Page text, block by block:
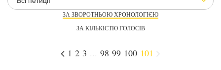
ЗА ЗВОРОТНЬОЮ ХРОНОЛОГІЄЮ
ЗА КІЛЬКІСТЮ ГОЛОСІВ
1 2 3 98 99 100 101